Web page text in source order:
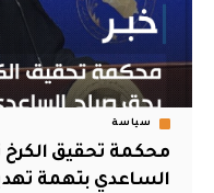
سياسة
محكمة تحقيق
الساعدي بتهمة